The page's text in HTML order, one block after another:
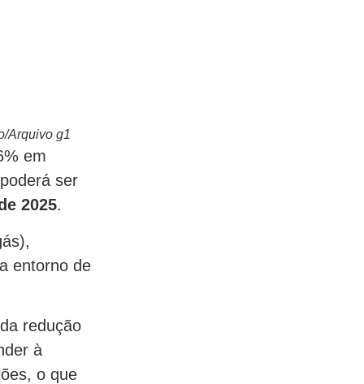
Arquivo g1
em
ser
2025.
entorno de
redução
à
o que